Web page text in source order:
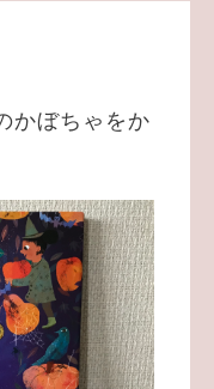
かぼちゃをか